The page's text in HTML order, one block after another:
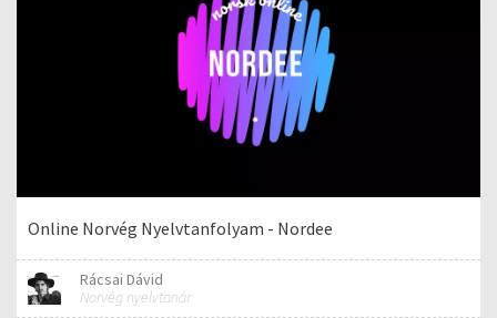
Online Norvég Nyelvtanfolyam - Nordee
Rácsai Dávid
Norvég nyelvtanár